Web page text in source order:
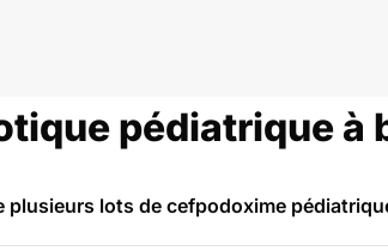
pédiatrique à
lots de cefpodoxime